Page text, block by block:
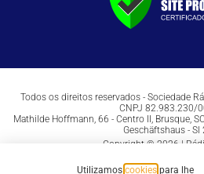
Todos os direitos reservados - Sociedade
CNPJ 82.983.230/
Mathilde Hoffmann, 66 - Centro II, Brusque,
Geschäftshaus - Sl
Copyright © 2026 |
Utilizamos cookies para lhe